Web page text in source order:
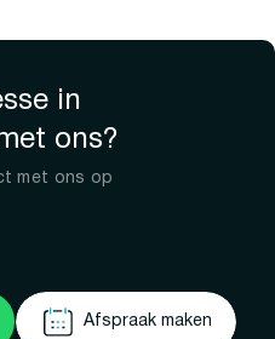
in
ons?
met ons op
Afspraak maken